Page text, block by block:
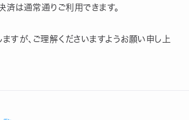
は通常通りご利用できます。
すが、ご理解くださいますようお願い申し上